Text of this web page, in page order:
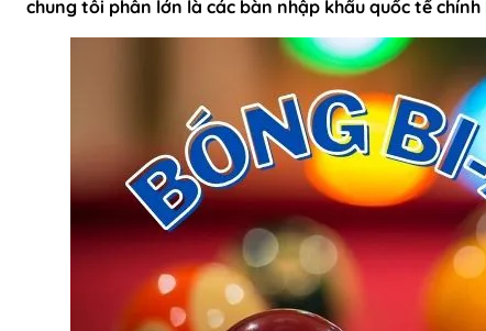
chung tôi phần lớn là các bàn nhập khẩu quốc tế